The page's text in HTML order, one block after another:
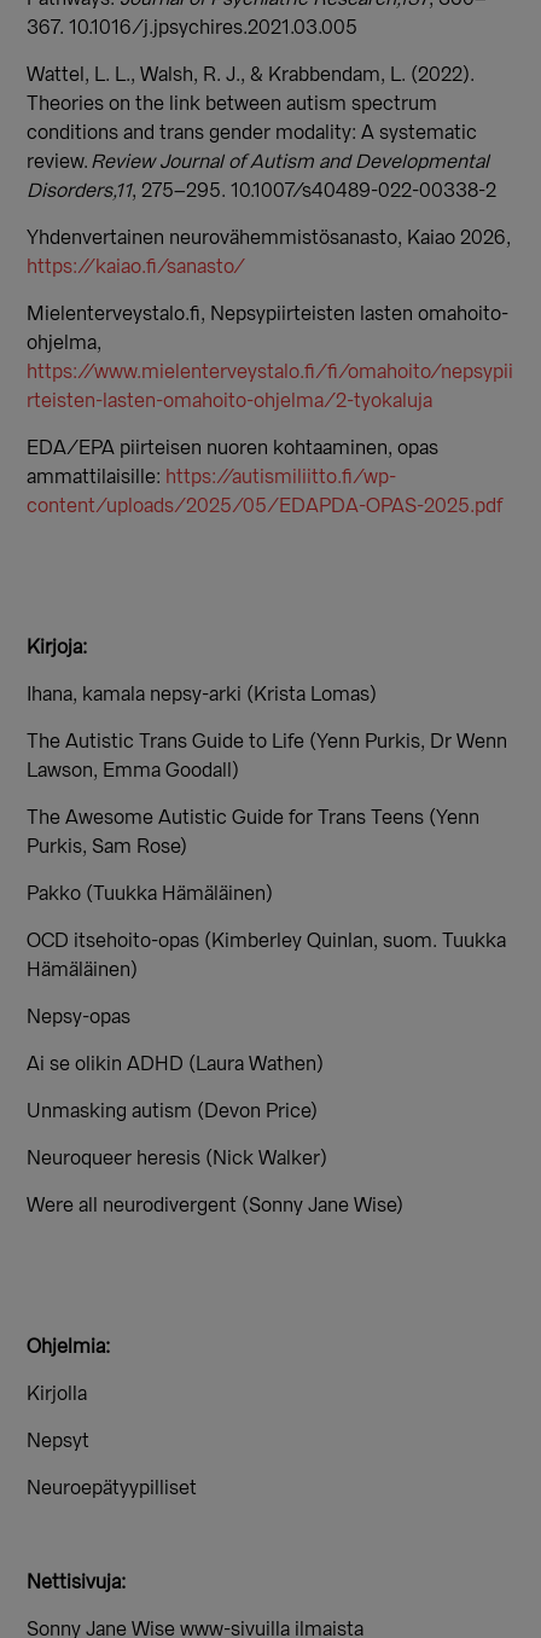
367. 10.1016/j.jpsychires.2021.03.005
Wattel, L. L., Walsh, R. J., & Krabbendam, L. (2022).
Theories on the link between autism spectrum
conditions and trans gender modality: A systematic
review. Review Journal of Autism and Developmental
Disorders,11, 275–295. 10.1007/s40489-022-00338-2
Yhdenvertainen neurovähemmistösanasto, Kaiao 2026,
https://kaiao.fi/sanasto/
Mielenterveystalo.fi, Nepsypiirteisten lasten omahoito-
ohjelma,
https://www.mielenterveystalo.fi/fi/omahoito/nepsypii
rteisten-lasten-omahoito-ohjelma/2-tyokaluja
EDA/EPA piirteisen nuoren kohtaaminen, opas
ammattilaisille: https://autismiliitto.fi/wp-
content/uploads/2025/05/EDAPDA-OPAS-2025.pdf
Kirjoja:
Ihana, kamala nepsy-arki (Krista Lomas)
The Autistic Trans Guide to Life (Yenn Purkis, Dr Wenn
Lawson, Emma Goodall)
The Awesome Autistic Guide for Trans Teens (Yenn
Purkis, Sam Rose)
Pakko (Tuukka Hämäläinen)
OCD itsehoito-opas (Kimberley Quinlan, suom. Tuukka
Hämäläinen)
Nepsy-opas
Ai se olikin ADHD (Laura Wathen)
Unmasking autism (Devon Price)
Neuroqueer heresis (Nick Walker)
Were all neurodivergent (Sonny Jane Wise)
Ohjelmia:
Kirjolla
Nepsyt
Neuroepätyypilliset
Nettisivuja:
Sonny Jane Wise www-sivuilla ilmaista